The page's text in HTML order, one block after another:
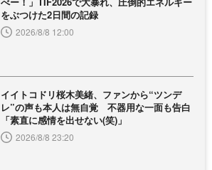
をぶつけた2日間の記録
2026/8/8 12:00
イイトコドリ桜木美緒、ファンから“ツンデ
レ”の声も本人は無自覚 不器用な一面も告白
「素直に感情を出せない(笑)」
2026/8/8 23:20